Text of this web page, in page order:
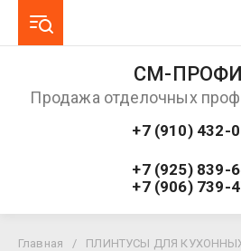
СМ-
Продажа отделочных
+7 (910) 432-
+7 (925) 839-
+7 (906) 739-
Главная /
ПЛИНТУСЫ ДЛЯ